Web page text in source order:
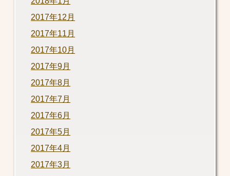
2017年12月
2017年11月
2017年10月
2017年9月
2017年8月
2017年7月
2017年6月
2017年5月
2017年4月
2017年3月